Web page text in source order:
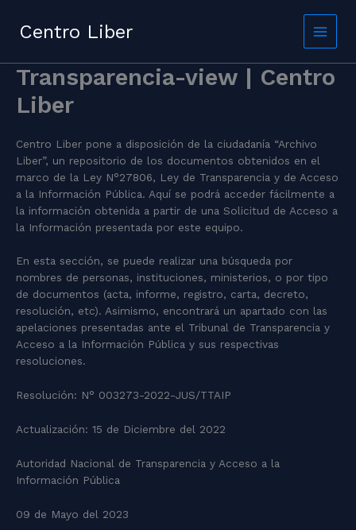
contentCentro Liber
Transparencia-view | Centro
Liber
Centro Liber pone a disposición de la ciudadanía “Archivo
Liber”, un repositorio de los documentos obtenidos en el
marco de la Ley N°27806, Ley de Transparencia y de Acceso
a la Información Pública. Aquí se podrá acceder fácilmente a
la información obtenida a partir de una Solicitud de Acceso a
la Información presentada por este equipo.
En esta sección, se puede realizar una búsqueda por
nombres de personas, instituciones, ministerios, o por tipo
de documentos (acta, informe, registro, carta, decreto,
resolución, etc). Asimismo, encontrará un apartado con las
apelaciones presentadas ante el Tribunal de Transparencia y
Acceso a la Información Pública y sus respectivas
resoluciones.
Resolución: N° 003273-2022-JUS/TTAIP
Actualización: 15 de Diciembre del 2022
Autoridad Nacional de Transparencia y Acceso a la
Información Pública
09 de Mayo del 2023